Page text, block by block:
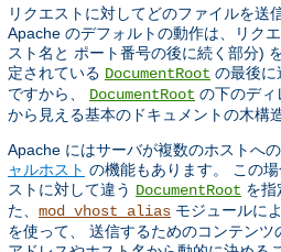
リクエストに対してどのファイルを送
Apache のデフォルトの動作は、リク
スト名と ポート番号の後に続く部分)
定されている DocumentRoot の最後に
ですから、 DocumentRoot の下のディ
から見える基本のドキュメントの木構
Apache にはサーバが複数のホストへ
ャルホスト の機能もあります。 この
ストに対して違う DocumentRoot を指
た、 mod_vhost_alias モジュールに
を使って、 送信するためのコンテン